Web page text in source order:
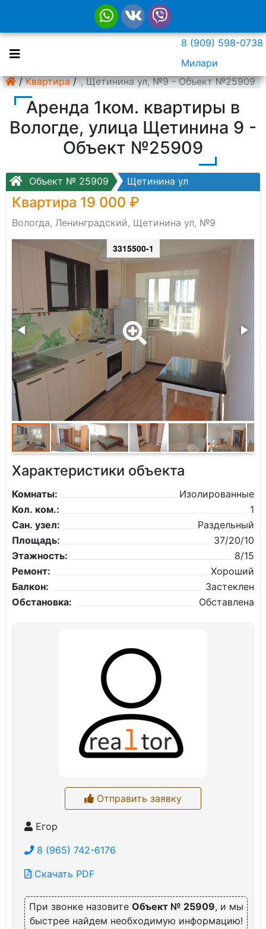
8 (909) 598-0738
Милари
/ Квартира /
Ленинградский, Щетинина ул, №9 - Объект №25909
Аренда 1ком. квартиры в
Вологде, улица Щетинина 9 -
Объект №25909
Объект № 25909 Щетинина ул
Квартира 19 000 ₽
Вологда, Ленинградский, Щетинина ул, №9
3315500-1
Характеристики объекта
Комнаты:
Изолированные
Кол. ком.:
1
Сан. узел:
Раздельный
Площадь:
37/20/10
Этажность:
8/15
Ремонт:
Хороший
Балкон:
Застеклен
Обстановка:
Обставлена
Отправить заявку
Егор
8 (965) 742-6176
Скачать PDF
При звонке назовите Объект № 25909, и мы
быстрее найдем необходимую информацию!